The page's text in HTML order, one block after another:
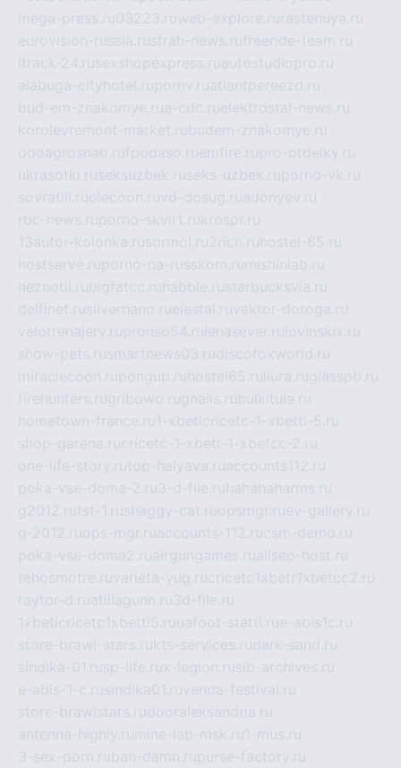
mega-press.ru03223.ruweb-explore.ru rastenuya.ru
eurovision-russia.rustrah-news.rufreeride-team.ru
itrack-24.rusexshopexpress.ruautostudiopro.ru
alabuga-cityhotel.rupornv.ruatlantpereezd.ru
bud-em-znakomye.rua-cdc.ruelektrostal-news.ru
korolevremont-market.rubudem-znakomye.ru
oooagrosnab.rufpodaso.ruemfire.rupro-otdelky.ru
ukrasotki.ruseksuzbek.ruseks-uzbek.ruporno-vk.ru
sovratili.ruolecoon.ruvd-dosug.ruadonyev.ru
rbc-news.ruporno-skvirt.rukrospr.ru
13autor-kolonka.rusormol.ru2rich.ru hostel-65.ru
hostserve.ruporno-na-russkom.ru mishinlab.ru
neznobi.rubigfatcc.ru habble.rustarbucksvia.ru
delfinet.rusilvernano.ruelestal.ruvektor-doroga.ru
velotrenajery.rupronso54.ru lenasever.ru lovinskix.ru
show-pets.rusmartnews03.rudiscofoxworld.ru
miraclecoon.rupongup.ru hostel65.ru liura.ruglasspb.ru
firehunters.rugribowo.rugnalis.rubulkitula.ru
hometown-france.ru1-xbeticricetc-1-xbetti-5.ru
shop-garena.rucricetc-1-xbetr-1-xbetcc-2.ru
one-life-story.rutop-halyava.ruaccounts112.ru
poka-vse-doma-2.ru3-d-file.ru hahahaharms.ru
g2012.rutst-1.rushaggy-cat.ruopsmgr.ruev-gallery.ru
g-2012.ruops-mgr.ruaccounts-112.rucsm-demo.ru
poka-vse-doma2.ruairgungames.ruallseo-host.ru
tehosmotre.ruvarieta-yug.rucricetc1xbetr1xbetcc2.ru
raytor-d.ruatillagunn.ru3d-file.ru
1xbeticricetc1xbetti5.ruuafoot-statti.rue-abis1c.ru
store-brawl-stars.rukts-services.rudark-sand.ru
sindika-01.rusp-life.rux-legion.rusib-archives.ru
e-abis-1-c.rusindika01.ruvenda-festival.ru
store-brawlstars.rudooraleksandria.ru
antenna-highly.ru mine-lab-msk.ru1-mus.ru
3-sex-porn.ruban-damn.rupurse-factory.ru